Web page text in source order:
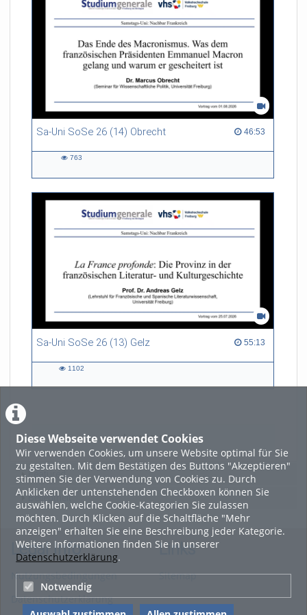
Diese Webseite verwendet Cookies
Wir verwenden Cookies, um unsere Website optimal für Sie
zu gestalten. Mit dem Bestätigen des Buttons "Akzeptieren"
stimmen Sie der Verwendung von Cookies zu. Durch
Anklicken der untenstehenden Checkboxen können Sie
auswählen, welche Cookie-Kategorien Sie zulassen
möchten. Durch Klicken auf die Schaltfläche "Mehr
anzeigen" erhalten Sie eine Beschreibung jeder Kategorie.
Weitere Informationen finden Sie in unserer
Datenschutzerklärung.
Notwendig
Sa-Uni SoSe 26 (14) Obrecht 46:53
46:53 duration
763
Sa-Uni SoSe 26 (13) Gelz 55:13
55:13 duration
1102
LADE MEHR
Featured
Beliebtheit
Legal Info
Nutzungsbedingungen
Datenschutzerklärung
Links
Sitemap